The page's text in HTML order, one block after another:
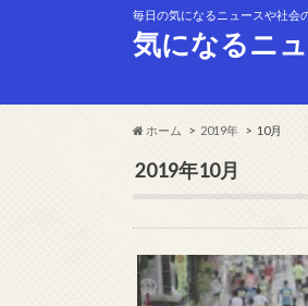
毎日の気になるニュースや社会
気になるニ
ホーム 2019年 10月
2019年10月